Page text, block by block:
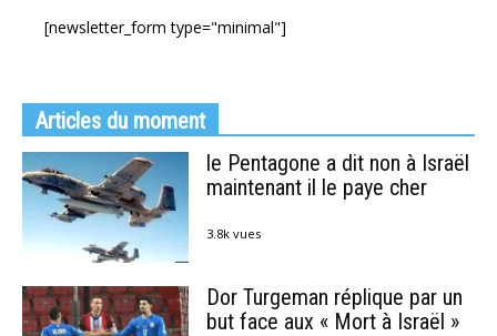
[newsletter_form type="minimal"]
Articles du moment
le Pentagone a dit non à Israël
maintenant il le paye cher
3.8k vues
Dor Turgeman réplique par un
but face aux « Mort à Israël »